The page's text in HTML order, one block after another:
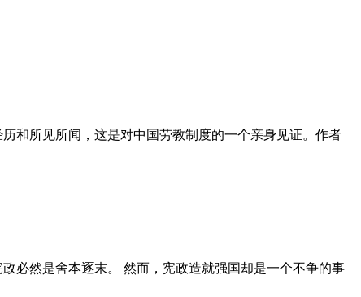
和所见所闻，这是对中国劳教制度的一个亲身见证。作者
必然是舍本逐末。 然而，宪政造就强国却是一个不争的事